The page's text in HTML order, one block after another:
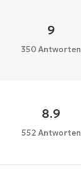
9
350 Antworten
8.9
552 Antworten